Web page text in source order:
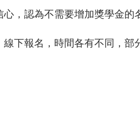
，認為不需要增加獎學金的
下報名，時間各有不同，